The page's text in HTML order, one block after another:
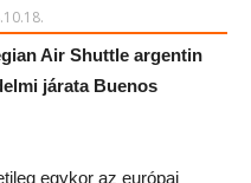
Air Shuttle argentin
járata Buenos
egykor az európai